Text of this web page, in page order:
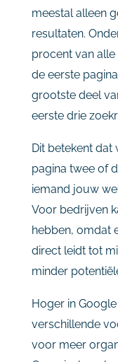
meestal alleen
resultaten.
procent van alle
de eerste pagina
grootste deel
eerste drie
Dit betekent dat
pagina twee of
iemand jouw
Voor bedrijven
hebben, omdat
direct leidt tot
minder
Hoger in Google
verschillende
voor meer